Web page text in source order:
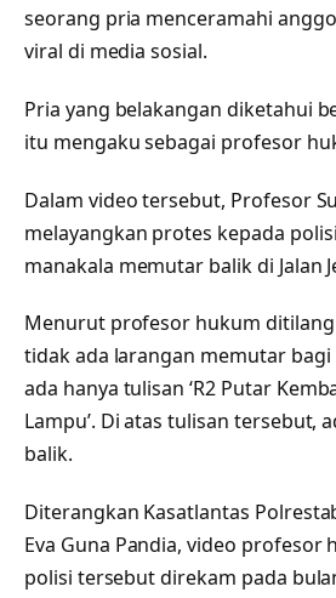
seorang pria menceramahi
viral di media sosial.
Pria yang belakangan diketahui
itu mengaku sebagai profesor
Dalam video tersebut, Profesor
melayangkan protes kepada
manakala memutar balik di Jalan
Menurut profesor hukum
tidak ada larangan memutar
ada hanya tulisan ‘R2 Putar
Lampu’. Di atas tulisan tersebut,
balik.
Diterangkan Kasatlantas
Eva Guna Pandia, video profesor
polisi tersebut direkam pada